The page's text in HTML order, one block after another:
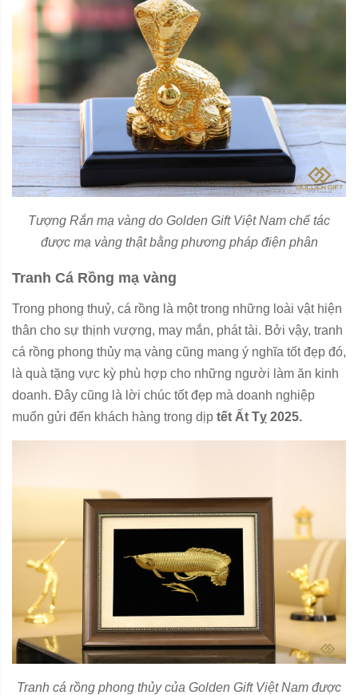
Tượng Rắn mạ vàng do Golden Gift Việt Nam chế tác
được mạ vàng thật bằng phương pháp điện phân
Tranh Cá Rồng mạ vàng
Trong phong thuỷ, cá rồng là một trong những loài vật hiện
thân cho sự thịnh vượng, may mắn, phát tài. Bởi vậy, tranh
cá rồng phong thủy mạ vàng cũng mang ý nghĩa tốt đẹp đó,
là quà tặng vực kỳ phù hợp cho những người làm ăn kinh
doanh. Đây cũng là lời chúc tốt đẹp mà doanh nghiệp
muốn gửi đến khách hàng trong dịp tết Ất Tỵ 2025.
Tranh cá rồng phong thủy của Golden Gift Việt Nam được